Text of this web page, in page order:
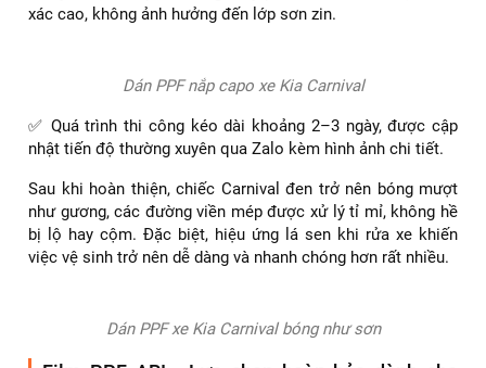
xác cao, không ảnh hưởng đến lớp sơn zin.
Dán PPF nắp capo xe Kia Carnival
✅ Quá trình thi công kéo dài khoảng 2–3 ngày, được cập
nhật tiến độ thường xuyên qua Zalo kèm hình ảnh chi tiết.
Sau khi hoàn thiện, chiếc Carnival đen trở nên bóng mượt
như gương, các đường viền mép được xử lý tỉ mỉ, không hề
bị lộ hay cộm. Đặc biệt, hiệu ứng lá sen khi rửa xe khiến
việc vệ sinh trở nên dễ dàng và nhanh chóng hơn rất nhiều.